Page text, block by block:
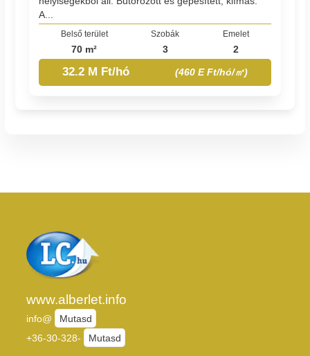
A...
Belső terület
70 m²
Szobák
3
Emelet
2
32.2 M Ft/hó (460 E Ft/hó/㎡)
www.alberlet.info
info@
Mutasd
+36-30-328-
Mutasd